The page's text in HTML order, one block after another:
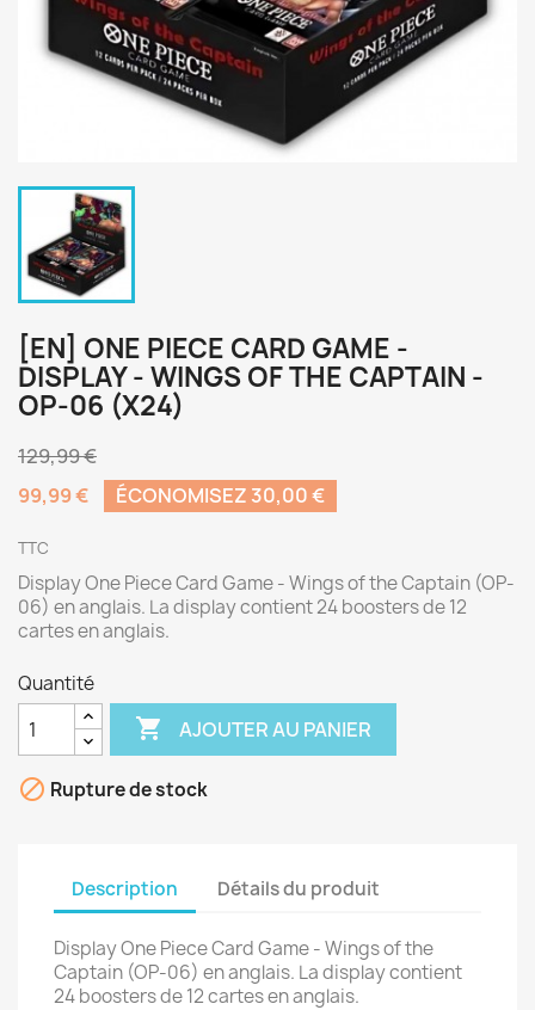
[EN] ONE PIECE CARD GAME -
DISPLAY - WINGS OF THE CAPTAIN -
OP-06 (X24)
129,99 €
99,99 €
ÉCONOMISEZ 30,00 €
TTC
Display One Piece Card Game - Wings of the Captain (OP-
06) en anglais. La display contient 24 boosters de 12
cartes en anglais.
Quantité
 AJOUTER AU PANIER
 Rupture de stock
Description Détails du produit
Display One Piece Card Game - Wings of the
Captain (OP-06) en anglais. La display contient
24 boosters de 12 cartes en anglais.